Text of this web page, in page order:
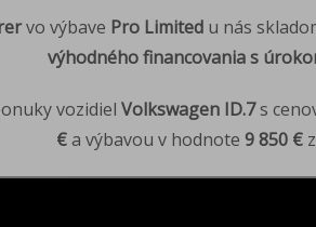
vo výbave Pro Limited u nás
výhodného financovania s
vozidiel Volkswagen ID.7s
€a výbavou v hodnote 9 850 €